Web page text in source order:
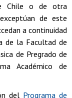
Chile o de otra
de este
a continuidad
de la Facultad de
de Pregrado de
Académico de
del Programa de